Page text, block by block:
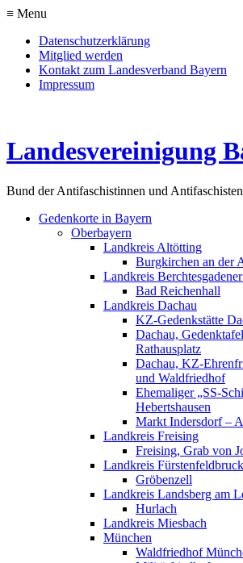
≡ Menu
Datenschutzerklärung
Mitglied werden
Kontakt zum Landesverband Bayern
Impressum
Landesvereinigung
Bund der Antifaschistinnen und Antifaschisten
Gedenkorte in Bayern
Oberbayern
Landkreis Altötting
Burgkirchen an der
Landkreis
Bad Reichenhall
Landkreis Dachau
KZ-Gedenkstätte
Dachau,
Rathausplatz
Dachau, KZ-
und Waldfriedhof
Ehemaliger „SS-
Hebertshausen
Markt Indersdorf –
Landkreis Freising
Freising, Grab von
Landkreis Fürstenfeldbruck
Gröbenzell
Landkreis Landsberg am
Hurlach
Landkreis Miesbach
München
Waldfriedhof